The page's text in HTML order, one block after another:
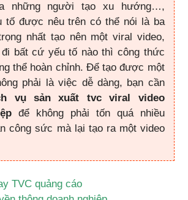
những người tạo xu hướng…,
tố được nêu trên có thể nói là ba
nhất tạo nên một viral video,
đi bất cứ yếu tố nào thì công thức
thể hoàn chỉnh. Để tạo được một
phải là việc dễ dàng, bạn cần
vụ sản xuất tvc viral video
để không phải tốn quá nhiều
công sức mà lại tạo ra một video
TVC quảng cáo